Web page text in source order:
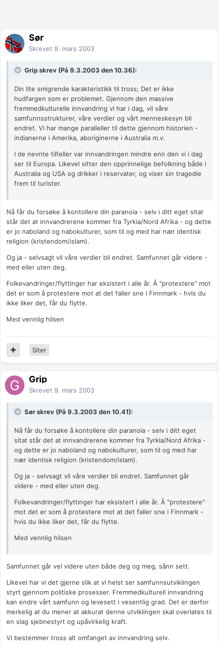
Sør
Skrevet 9. mars 2003
Grip skrev (På 9.3.2003 den 10.36):
Din lite smigrende karakteristikk til tross; Det er ikke
hudfargen som er problemet. Gjennom den massive
fremmedkulturelle innvandring vi har i dag, vil våre
samfunnsstrukturer, våre verdier og vårt menneskesyn bli
endret. Vi har mange paralleller til dette gjennom historien -
indianerne i Amerika, aboriginerne i Australia m.v.
I de nevnte tilfeller var innvandringen mindre enn den vi i dag
ser til Europa. Likevel sitter den opprinnelige befolkning både i
Australia og USA og drikker i reservater, og viser sin tragedie
frem til turister.
Nå får du forsøke å kontollere din paranoia - selv i ditt eget sitat
står det at innvandrerene kommer fra Tyrkia/Nord Afrika - og dette
er jo naboland og nabokulturer, som til og med har nær identisk
religion (kristendom/islam).
Og ja - selvsagt vil våre verdier bli endret. Samfunnet går videre -
med eller uten deg.
Folkevandringer/flyttinger har eksistert i alle år. Å "protestere" mot
det er som å protestere mot at det faller sne i Finnmark - hvis du
ikke liker det, får du flytte.
Med vennlig hilsen
Siter
Grip
Skrevet 9. mars 2003
Sør skrev (På 9.3.2003 den 10.41):
Nå får du forsøke å kontollere din paranoia - selv i ditt eget
sitat står det at innvandrerene kommer fra Tyrkia/Nord Afrika -
og dette er jo naboland og nabokulturer, som til og med har
nær identisk religion (kristendom/islam).
Og ja - selvsagt vil våre verdier bli endret. Samfunnet går
videre - med eller uten deg.
Folkevandringer/flyttinger har eksistert i alle år. Å "protestere"
mot det er som å protestere mot at det faller sne i Finnmark -
hvis du ikke liker det, får du flytte.
Med vennlig hilsen
Samfunnet går vel videre uten både deg og meg, sånn sett.
Likevel har vi det gjerne slik at vi helst ser samfunnsutviklingen
styrt gjennom politiske prosesser. Fremmedkulturell innvandring
kan endre vårt samfunn og levesett i vesentlig grad. Det er derfor
merkelig at du mener at akkurat denne utviklingen skal overlates til
en slag sjebnestyrt og upåvirkelig kraft.
Vi bestemmer tross alt omfanget av innvandring selv.